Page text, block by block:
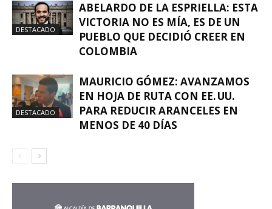
DESTACADO
ABELARDO DE LA ESPRIELLA: ESTA
VICTORIA NO ES MÍA, ES DE UN
PUEBLO QUE DECIDIÓ CREER EN
COLOMBIA
DESTACADO
MAURICIO GÓMEZ: AVANZAMOS
EN HOJA DE RUTA CON EE. UU.
PARA REDUCIR ARANCELES EN
MENOS DE 40 DÍAS